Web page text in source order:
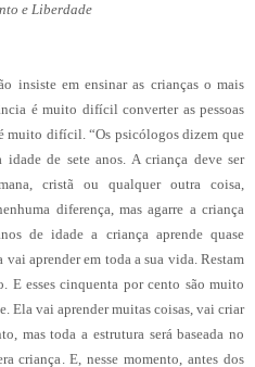
e Liberdade
insiste em ensinar as crianças o mais
é muito difícil converter as pessoas
muito difícil. “Os psicólogos dizem que
de sete anos. A criança deve ser
cristã ou qualquer outra coisa,
diferença, mas agarre a criança
de idade a criança aprende quase
aprender em toda a sua vida. Restam
E esses cinquenta por cento são muito
Ela vai aprender muitas coisas, vai criar
mas toda a estrutura será baseada no
criança. E, nesse momento, antes dos